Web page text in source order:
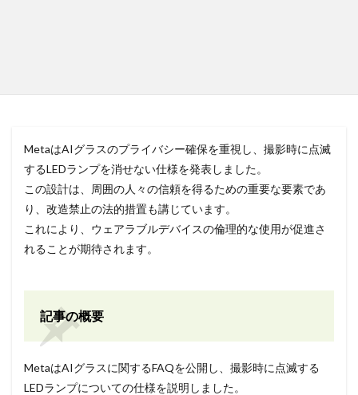
MetaはAIグラスのプライバシー確保を重視し、撮影時に点滅
するLEDランプを消せない仕様を発表しました。
この設計は、周囲の人々の信頼を得るための重要な要素であ
り、改造禁止の法的措置も講じています。
これにより、ウェアラブルデバイスの倫理的な使用が促進さ
れることが期待されます。
記事の概要
MetaはAIグラスに関するFAQを公開し、撮影時に点滅する
LEDランプについての仕様を説明しました。